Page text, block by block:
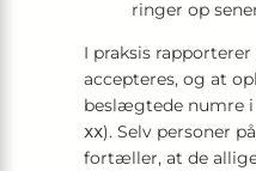
ringer op
I praksis
accepteres, og at
beslægtede numre i
xx). Selv personer
fortæller, at de